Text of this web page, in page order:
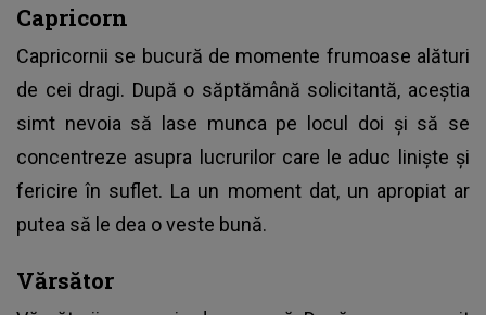
Capricorn
Capricornii se bucură de momente frumoase alături
de cei dragi. După o săptămână solicitantă, aceștia
simt nevoia să lase munca pe locul doi și să se
concentreze asupra lucrurilor care le aduc liniște și
fericire în suflet. La un moment dat, un apropiat ar
putea să le dea o veste bună.
Vărsător